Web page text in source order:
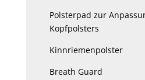
Polsterpad zur
Kopfpolsters
Kinnriemenpolster
Breath Guard